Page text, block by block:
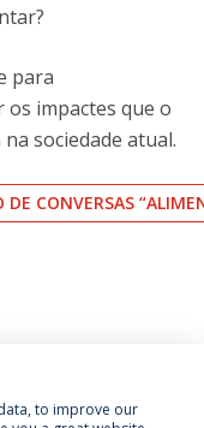
para
impactes que o
sociedade atual.
CONVERSAS
to improve our